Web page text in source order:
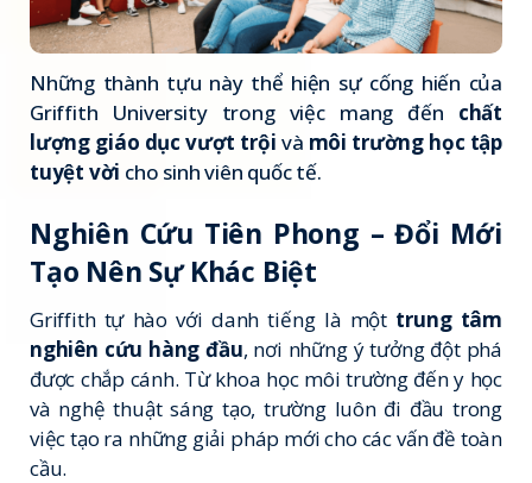
Những thành tựu này thể hiện sự cống hiến của
Griffith University trong việc mang đến chất
lượng giáo dục vượt trội và môi trường học tập
tuyệt vời cho sinh viên quốc tế.
Nghiên Cứu Tiên Phong – Đổi Mới
Tạo Nên Sự Khác Biệt
Griffith tự hào với danh tiếng là một trung tâm
nghiên cứu hàng đầu, nơi những ý tưởng đột phá
được chắp cánh. Từ khoa học môi trường đến y học
và nghệ thuật sáng tạo, trường luôn đi đầu trong
việc tạo ra những giải pháp mới cho các vấn đề toàn
cầu.